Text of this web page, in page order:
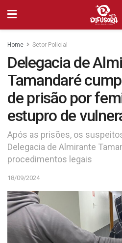
Home Setor Policial
Delegacia de
Tamandaré
de prisão por
estupro de
Após as prisões, os
Delegacia de Almirante
procedimentos legais
18/09/2024